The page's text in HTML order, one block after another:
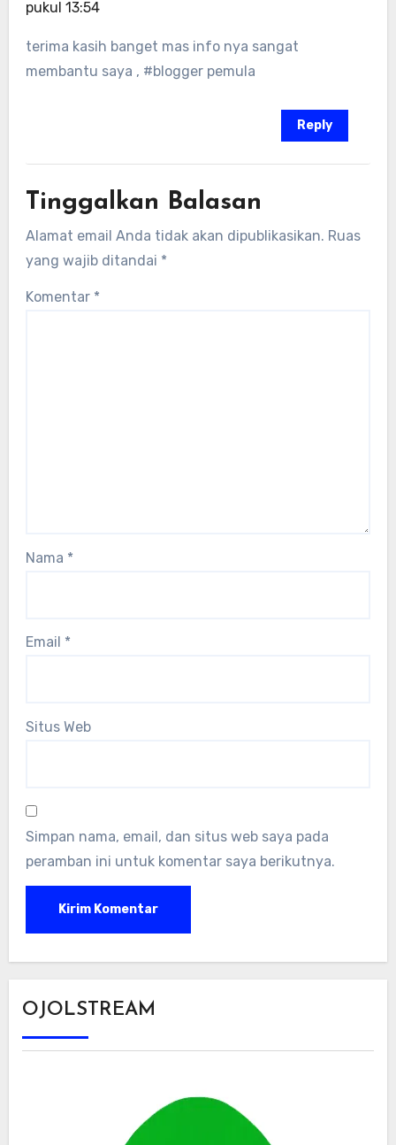
pukul 13:54
terima kasih banget mas info nya sangat
membantu saya , #blogger pemula
Reply
Tinggalkan Balasan
Alamat email Anda tidak akan dipublikasikan. Ruas
yang wajib ditandai *
Komentar *
Nama *
Email *
Situs Web
Simpan nama, email, dan situs web saya pada
peramban ini untuk komentar saya berikutnya.
OJOLSTREAM